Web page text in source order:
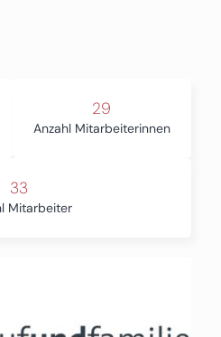
29
Anzahl Mitarbeiterinnen
33
Mitarbeiter